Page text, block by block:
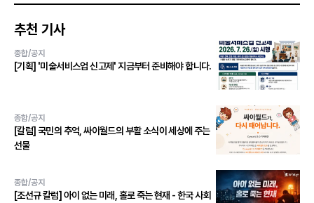
추천 기사
종합/공지
[기획] '미술서비스업 신고제' 지금부터 준비해야 합니다.
종합/공지
[칼럼] 국민의 추억, 싸이월드의 부활 소식이 세상에 주는
선물
종합/공지
[조선규 칼럼] 아이 없는 미래, 홀로 죽는 현재 - 한국 사회